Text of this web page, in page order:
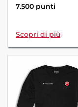
7.500 punti
Scopri di più